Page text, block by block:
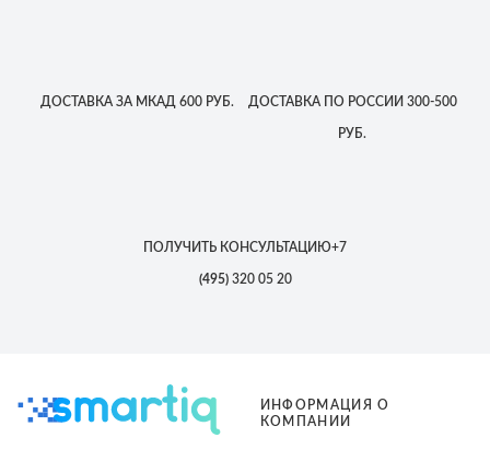
ДОСТАВКА ЗА МКАД 600 РУБ. ДОСТАВКАПО РОССИИ 300-500
РУБ.
ПОЛУЧИТЬ КОНСУЛЬТАЦИЮ+7
(495)320 05 20
ИНФОРМАЦИЯ О
КОМПАНИИ